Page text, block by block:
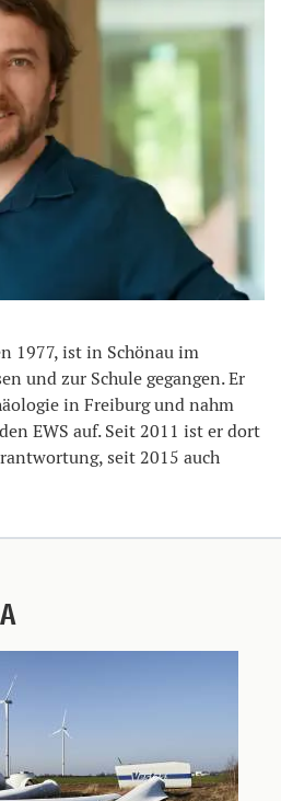
1977, ist in Schönau im
und zur Schule gegangen. Er
in Freiburg und nahm
EWS auf. Seit 2011 ist er dort
seit 2015 auch